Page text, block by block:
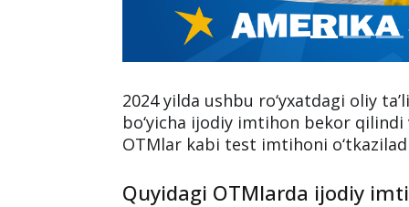
2024 yilda ushbu ro‘yxatdagi oliy
bo‘yicha ijodiy imtihon bekor
OTMlar kabi test imtihoni
Quyidagi OTMlarda ijodiy